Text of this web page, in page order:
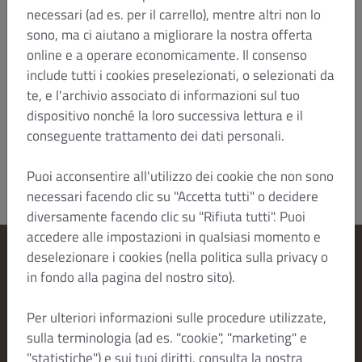
stipula o la sua esecuzione, è Düsseldorf. Nel caso
in cui il Cliente abbia la propria sede all'estero in
ogni caso DISH può intentare un'azione anche nel
paese estero. Altrimenti si applica il foro previsto
dalla legge.
Aggiornata al: Gennaio 2022/HTZ
Dish Order_B2C_T&C_V4_Jan 2022_it
Modifica le impostazioni dei cookie
Informativa sulla privacy
Termini e condizioni
necessari (ad es. per il carrello), mentre altri non lo
sono, ma ci aiutano a migliorare la nostra offerta
online e a operare economicamente. Il consenso
include tutti i cookies preselezionati, o selezionati da
te, e l'archivio associato di informazioni sul tuo
dispositivo nonché la loro successiva lettura e il
conseguente trattamento dei dati personali.
Puoi acconsentire all'utilizzo dei cookie che non sono
necessari facendo clic su "Accetta tutti" o decidere
diversamente facendo clic su "Rifiuta tutti". Puoi
accedere alle impostazioni in qualsiasi momento e
deselezionare i cookies (nella politica sulla privacy o
in fondo alla pagina del nostro sito).
Per ulteriori informazioni sulle procedure utilizzate,
sulla terminologia (ad es. "cookie", "marketing" e